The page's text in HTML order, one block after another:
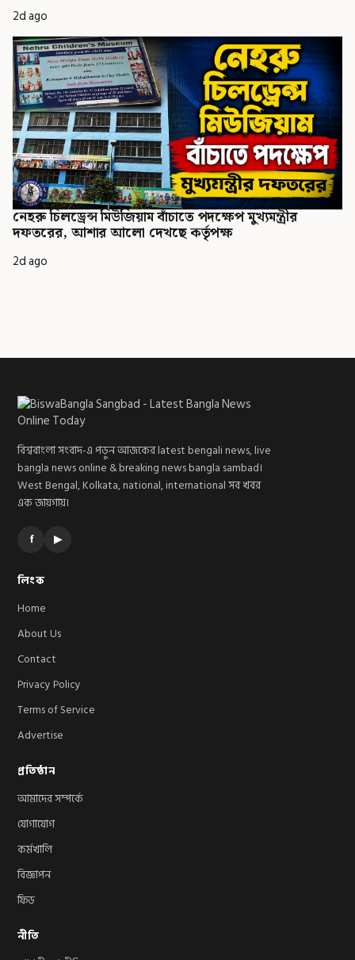
2d ago
নেহরু চিলড্রেন্স মিউজিয়াম বাঁচাতে পদক্ষেপ মুখ্যমন্ত্রীর
দফতরের, আশার আলো দেখছে কর্তৃপক্ষ
2d ago
বিশ্ববাংলা সংবাদ-এ পড়ুন আজকের latest bengali news, live
bangla news online & breaking news bangla sambad।
West Bengal, Kolkata, national, international সব খবর
এক জায়গায়।
f ▶
লিংক
Home
About Us
Contact
Privacy Policy
Terms of Service
Advertise
প্রতিষ্ঠান
আমাদের সম্পর্কে
যোগাযোগ
কর্মখালি
বিজ্ঞাপন
ফিড
নীতি